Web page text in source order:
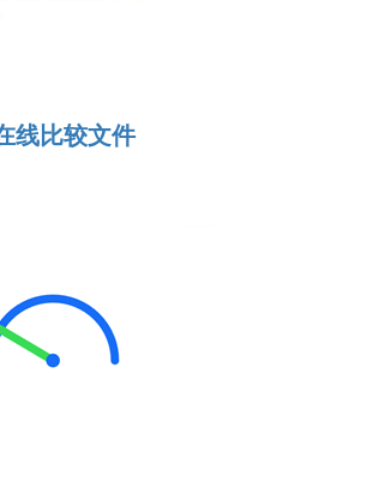
线比较文件